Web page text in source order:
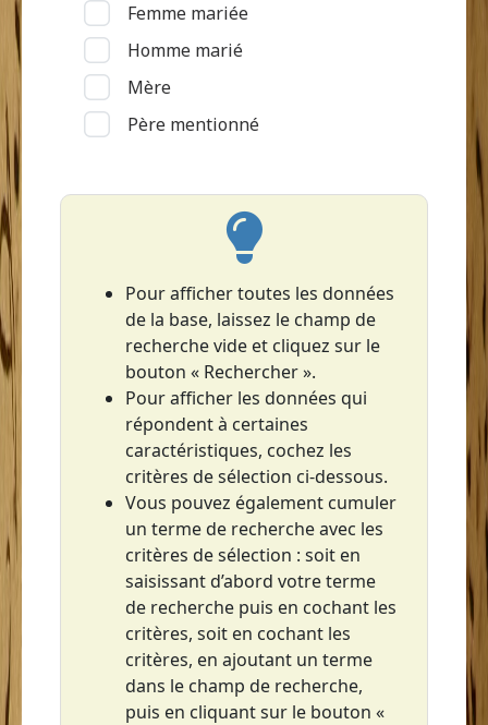
Le Lorrain (Grand'Anse)
Le Marin
Le Prêcheur
Le Robert
Les Trois-Îlets
Macouba
Rivière-Pilote
Rivière-Salée
Saint-Esprit
Saint-Pierre
Sainte-Anne
Sainte-Luce
Sainte-Lucie
Sainte-Marie
Femme mariée
Homme marié
Mère
Père mentionné
Pour afficher toutes les données
de la base, laissez le champ de
recherche vide et cliquez sur le
bouton « Rechercher ».
Pour afficher les données qui
répondent à certaines
caractéristiques, cochez les
critères de sélection ci-dessous.
Vous pouvez également cumuler
un terme de recherche avec les
critères de sélection : soit en
saisissant d’abord votre terme
de recherche puis en cochant les
critères, soit en cochant les
critères, en ajoutant un terme
dans le champ de recherche,
puis en cliquant sur le bouton «